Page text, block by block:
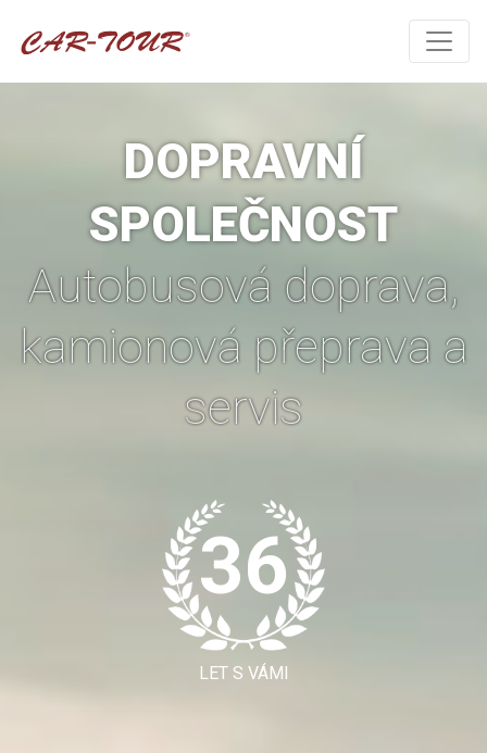
DOPRAVNÍ
SPOLEČNOST
Autobusová doprava,
kamionová přeprava a
servis
36
LET S VÁMI